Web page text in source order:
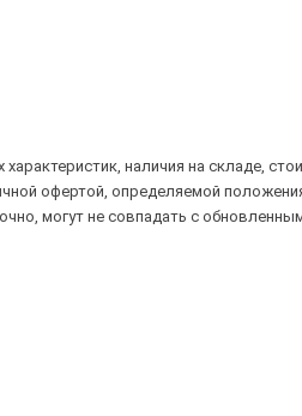
наличия на складе,
офертой, определяемой
могут не совпадать с